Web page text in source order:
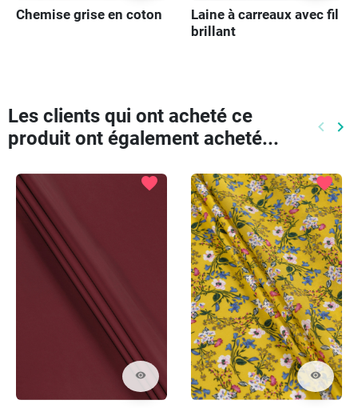
Chemise grise en coton
Laine à carreaux avec fil
brillant
Les clients qui ont acheté ce
produit ont également acheté...
keyboard_arrow_left keyboard_arrow_right
visibility
favorite
visibility
favorite